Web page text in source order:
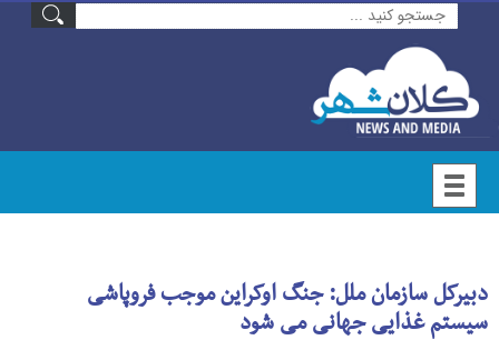
دبیرکل سازمان ملل: جنگ اوکراین موجب فروپاشی
سیستم غذایی جهانی می شود